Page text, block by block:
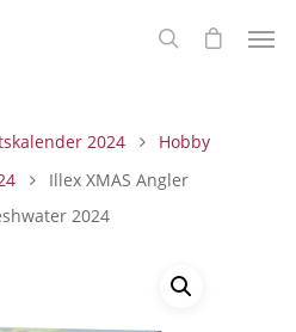
2024
Hobby
Illex XMAS Angler
2024